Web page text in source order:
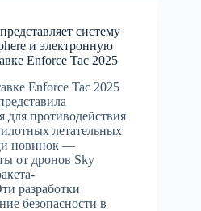
систему
и электронную
Enforce Tac 2025
Enforce Tac 2025
противодействия
летательных
новинок —
от дронов Sky
разработки
безопасности в